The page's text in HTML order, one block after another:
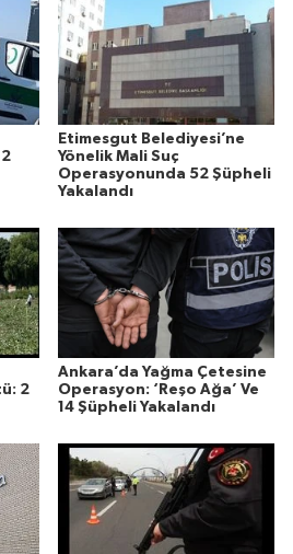
Etimesgut Belediyesi’ne
Yönelik Mali Suç
Operasyonunda 52 Şüpheli
Yakalandı
2
Ankara’da Yağma Çetesine
Operasyon: ‘Reşo Ağa’ Ve
14 Şüpheli Yakalandı